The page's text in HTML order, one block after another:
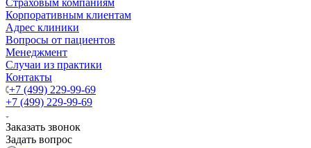
Страховым компаниям
Корпоративным клиентам
Адрес клиники
Вопросы от пациентов
Менеджмент
Случаи из практики
Контакты
+7 (499) 229-99-69
+7 (499) 229-99-69
Заказать звонок
Задать вопрос